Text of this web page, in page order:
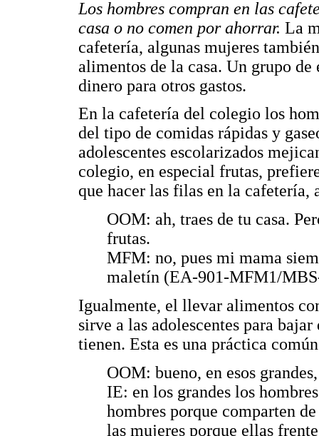
Los hombres compran en las
casa o no comen por ahorrar. La
cafetería, algunas mujeres
alimentos de la casa. Un grupo
dinero para otros gastos.
En la cafetería del colegio los
del tipo de comidas rápidas y
adolescentes escolarizados
colegio, en especial frutas,
que hacer las filas en la cafetería,
OOM: ah, traes de tu casa.
frutas.
MFM: no, pues mi mama
maletín (EA-901-MFM1/
Igualmente, el llevar alimentos
sirve a las adolescentes para
tienen. Esta es una práctica
OOM: bueno, en esos
IE: en los grandes los
hombres porque comparten
las mujeres porque ellas